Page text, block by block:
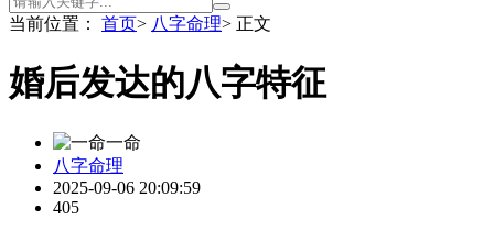
当前位置： 首页> 八字命理> 正文
婚后发达的八字特征
一命
八字命理
2025-09-06 20:09:59
405